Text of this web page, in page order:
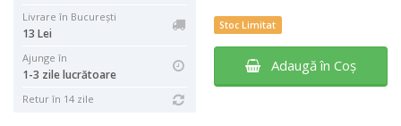
Livrare în București
13 Lei
Ajunge în
1-3 zile lucrătoare
Retur în 14 zile
Stoc Limitat
Adaugă în Coş